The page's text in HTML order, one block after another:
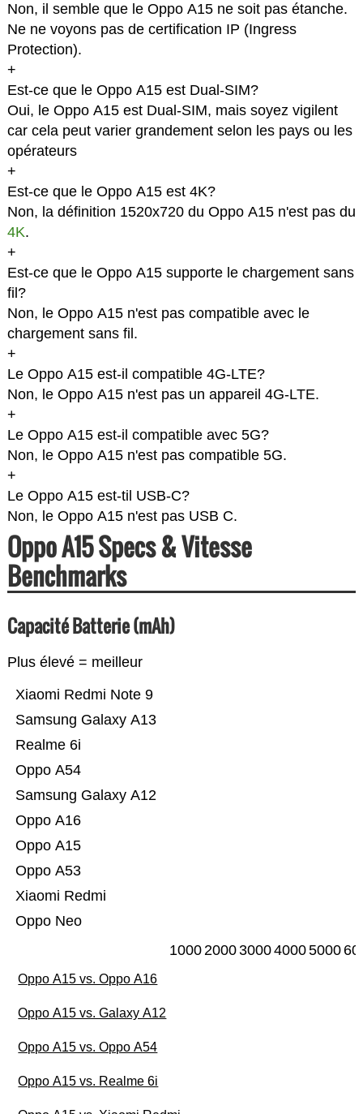
Non, il semble que le Oppo A15 ne soit pas étanche.
Ne ne voyons pas de certification IP (Ingress
Protection).
+
Est-ce que le Oppo A15 est Dual-SIM?
Oui, le Oppo A15 est Dual-SIM, mais soyez vigilent
car cela peut varier grandement selon les pays ou les
opérateurs
+
Est-ce que le Oppo A15 est 4K?
Non, la définition 1520x720 du Oppo A15 n'est pas du
4K.
+
Est-ce que le Oppo A15 supporte le chargement sans
fil?
Non, le Oppo A15 n'est pas compatible avec le
chargement sans fil.
+
Le Oppo A15 est-il compatible 4G-LTE?
Non, le Oppo A15 n'est pas un appareil 4G-LTE.
+
Le Oppo A15 est-il compatible avec 5G?
Non, le Oppo A15 n'est pas compatible 5G.
+
Le Oppo A15 est-til USB-C?
Non, le Oppo A15 n'est pas USB C.
Oppo A15 Specs & Vitesse
Benchmarks
Capacité Batterie (mAh)
Plus élevé = meilleur
Oppo Neo
Xiaomi Redmi
Oppo A53
Oppo A15
Oppo A16
Samsung Galaxy A12
Oppo A54
Realme 6i
Samsung Galaxy A13
Xiaomi Redmi Note 9
10002000300040005000
Oppo A15 vs. Oppo A16
Oppo A15 vs. Galaxy A12
Oppo A15 vs. Oppo A54
Oppo A15 vs. Realme 6i